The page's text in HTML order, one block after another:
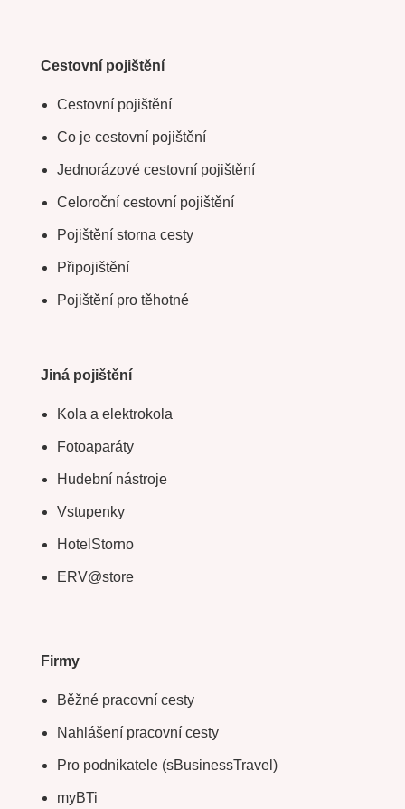
Cestovní pojištění
Cestovní pojištění
Co je cestovní pojištění
Jednorázové cestovní pojištění
Celoroční cestovní pojištění
Pojištění storna cesty
Připojištění
Pojištění pro těhotné
Jiná pojištění
Kola a elektrokola
Fotoaparáty
Hudební nástroje
Vstupenky
HotelStorno
ERV@store
Firmy
Běžné pracovní cesty
Nahlášení pracovní cesty
Pro podnikatele (sBusinessTravel)
myBTi